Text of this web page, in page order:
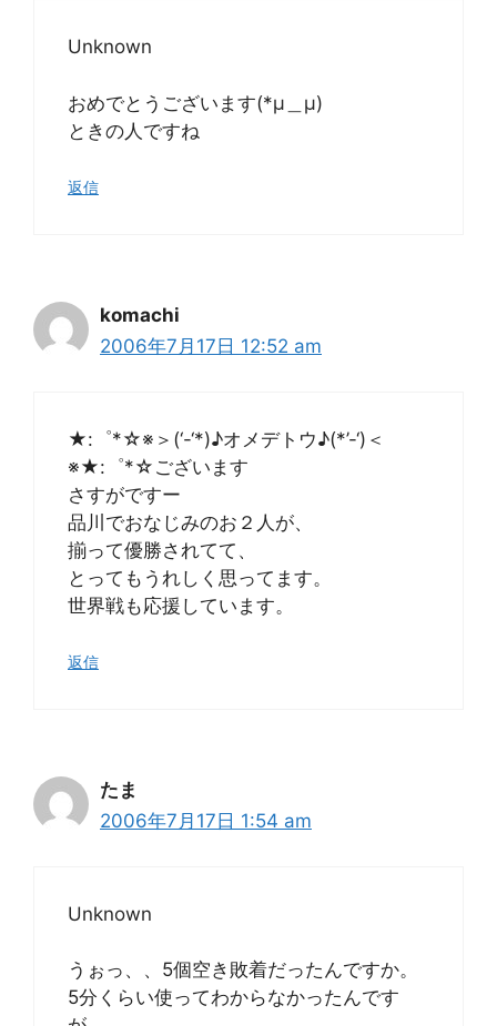
Unknown
おめでとうございます(*μ＿μ)
ときの人ですね
返信
komachi
2006年7月17日 12:52 am
★:゜*☆※＞(‘-‘*)♪オメデトウ♪(*’-‘)＜
※★:゜*☆ございます
さすがですー
品川でおなじみのお２人が、
揃って優勝されてて、
とってもうれしく思ってます。
世界戦も応援しています。
返信
たま
2006年7月17日 1:54 am
Unknown
うぉっ、、5個空き敗着だったんですか。
5分くらい使ってわからなかったんです